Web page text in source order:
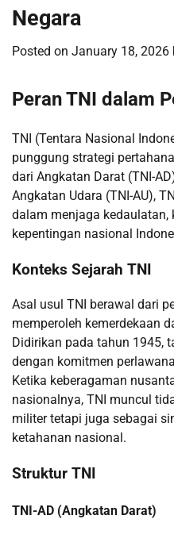
Negara
Posted on January 18, 2026
Peran TNI dalam
TNI (Tentara Nasional
punggung strategi
dari Angkatan Darat (TNI-
Angkatan Udara (TNI-AU),
dalam menjaga kedaulatan,
kepentingan nasional
Konteks Sejarah TNI
Asal usul TNI berawal dari
memperoleh kemerdekaan
Didirikan pada tahun 1945,
dengan komitmen
Ketika keberagaman
nasionalnya, TNI muncul
militer tetapi juga sebagai
ketahanan nasional.
Struktur TNI
TNI-AD (Angkatan Darat)